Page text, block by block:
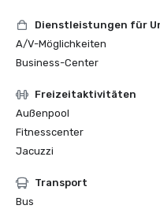
Dienstleistungen für
A/V-Möglichkeiten
Business-Center
Freizeitaktivitäten
Außenpool
Fitnesscenter
Jacuzzi
Transport
Bus